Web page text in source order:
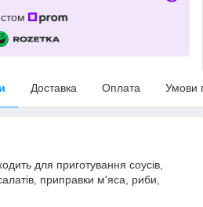
Доставка Оплата Умови
для приготування соусів,
приправки м'яса, риби,